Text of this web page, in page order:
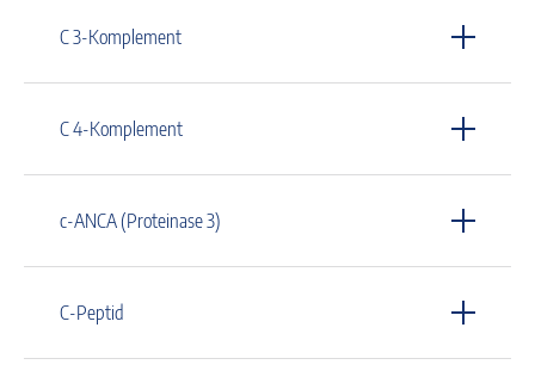
C 3-Komplement
C 4-Komplement
c-ANCA (Proteinase 3)
C-Peptid